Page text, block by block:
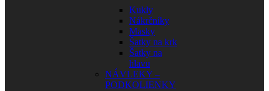
Kukly
Nákrčníky
Masky
Šatky na krk
Šatky na
hlavu
NÁVLEKY –
PODKOLIENKY